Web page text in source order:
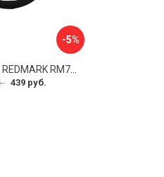
-5%
Оплетка руля REDMARK RM78002
439 руб.